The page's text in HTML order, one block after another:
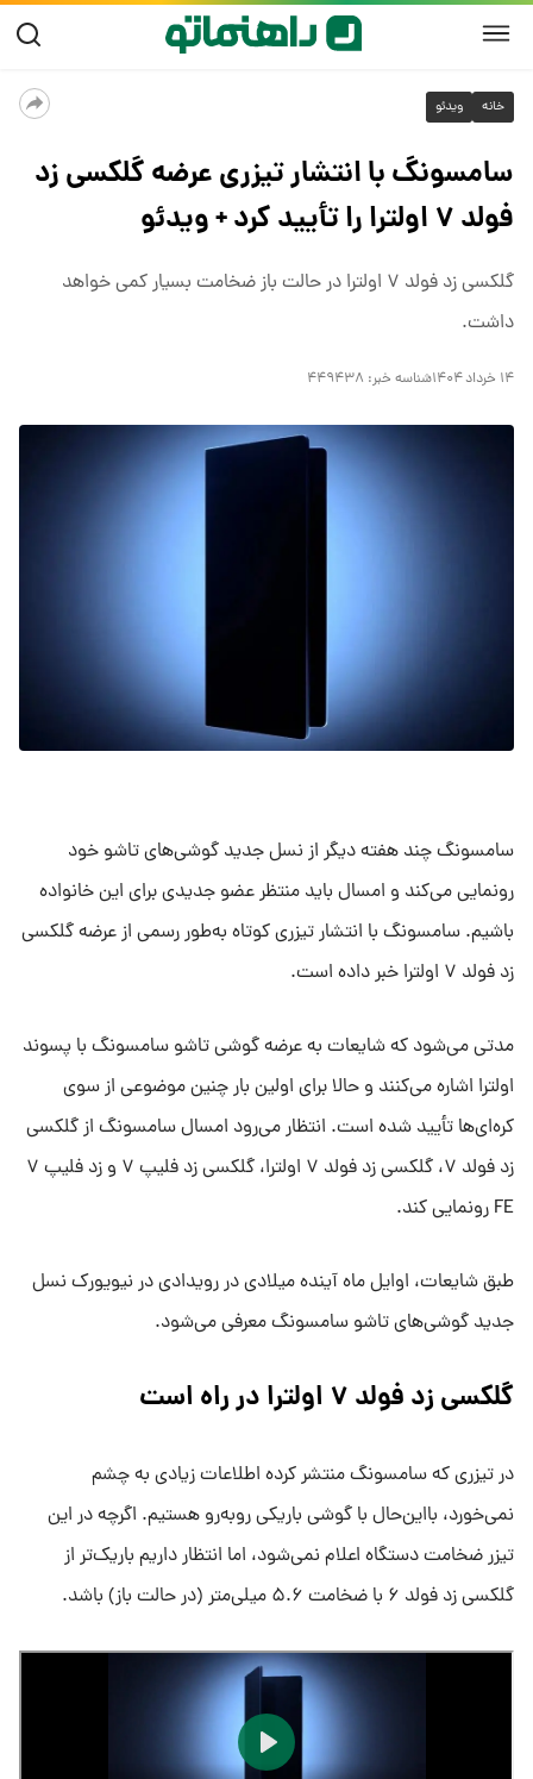
خانه ویدئو
سامسونگ با انتشار تیزری عرضه گلکسی زد
فولد ۷ اولترا را تأیید کرد + ویدئو
گلکسی زد فولد ۷ اولترا در حالت باز ضخامت بسیار کمی خواهد
داشت.
۱۴ خرداد ۱۴۰۴ شناسه خبر: ۴۴۹۴۳۸
سامسونگ چند هفته دیگر از نسل جدید گوشی‌های تاشو خود
رونمایی می‌کند و امسال باید منتظر عضو جدیدی برای این خانواده
باشیم. سامسونگ با انتشار تیزری کوتاه به‌طور رسمی از عرضه گلکسی
زد فولد ۷ اولترا خبر داده است.
مدتی می‌شود که شایعات به عرضه گوشی تاشو سامسونگ با پسوند
اولترا اشاره می‌کنند و حالا برای اولین بار چنین موضوعی از سوی
کره‌ای‌ها تأیید شده است. انتظار می‌رود امسال سامسونگ از گلکسی
زد فولد ۷، گلکسی زد فولد ۷ اولترا، گلکسی زد فلیپ ۷ و زد فلیپ ۷
FE رونمایی کند.
طبق شایعات، اوایل ماه آینده میلادی در رویدادی در نیویورک نسل
جدید گوشی‌های تاشو سامسونگ معرفی می‌شود.
گلکسی زد فولد ۷ اولترا در راه است
در تیزری که سامسونگ منتشر کرده اطلاعات زیادی به چشم
نمی‌خورد، بااین‌حال با گوشی باریکی روبه‌رو هستیم. اگرچه در این
تیزر ضخامت دستگاه اعلام نمی‌شود، اما انتظار داریم باریک‌تر از
گلکسی زد فولد ۶ با ضخامت ۵.۶ میلی‌متر (در حالت باز) باشد.